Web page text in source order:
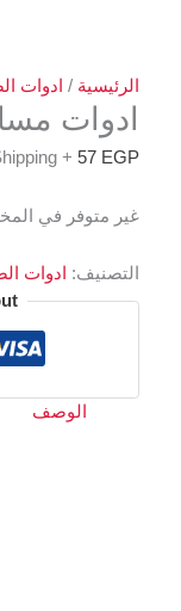
الرئيسية / ادوات
ادوات
57 EGP
+ Free Shipping
غير متوفر في
التصنيف:
ادوات
الوصف